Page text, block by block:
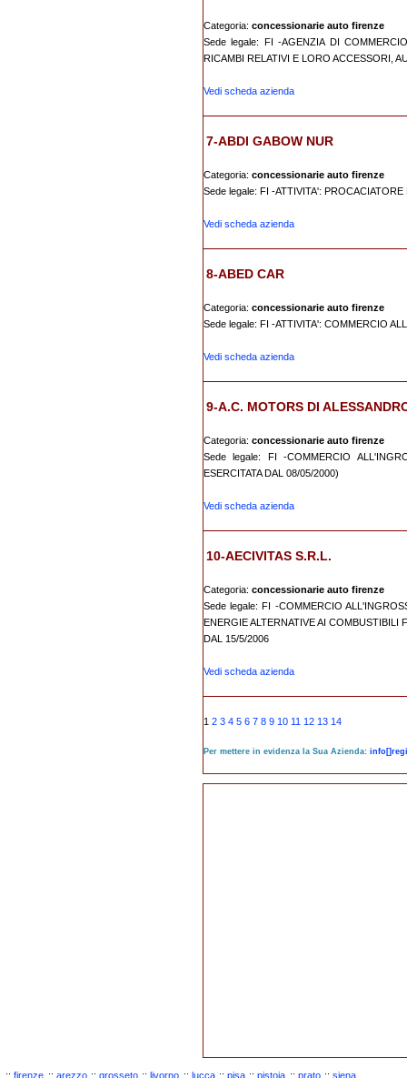
Categoria: concessionarie auto firenze
Sede legale: FI -AGENZIA DI
RICAMBI RELATIVI E LORO ACCESSORI,
Vedi scheda azienda
7-ABDI GABOW NUR
Categoria: concessionarie auto firenze
Sede legale: FI -ATTIVITA':
Vedi scheda azienda
8-ABED CAR
Categoria: concessionarie auto firenze
Sede legale: FI -ATTIVITA': COMMERCIO
Vedi scheda azienda
9-A.C. MOTORS DI
Categoria: concessionarie auto firenze
Sede legale: FI -COMMERCIO
ESERCITATA DAL 08/05/2000)
Vedi scheda azienda
10-AECIVITAS S.R.L.
Categoria: concessionarie auto firenze
Sede legale: FI -COMMERCIO
ENERGIE ALTERNATIVE AI
DAL 15/5/2006
Vedi scheda azienda
1 2 3 4 5 6 7 8 9 10 11 12 13 14
Per mettere in evidenza la Sua Azienda:
:: firenze :: arezzo :: grosseto :: livorno :: lucca :: pisa :: pistoia :: prato :: siena